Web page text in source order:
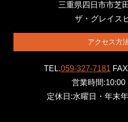
三重県四日市市芝
ザ・グレイス
アクセス方
TEL.059-327-7181
営業時間:10:00
定休日:水曜日・年末